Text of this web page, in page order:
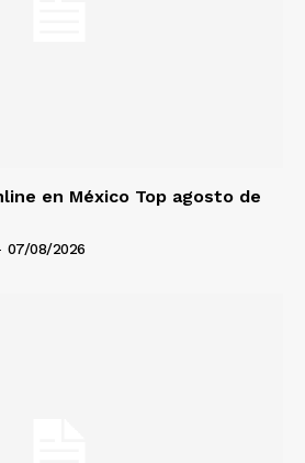
en México Top agosto de
07/08/2026